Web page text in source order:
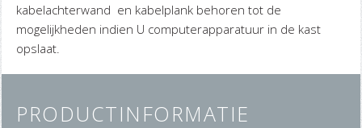
kabelachterwand en kabelplank behoren tot de
mogelijkheden indien U computerapparatuur in de kast
opslaat.
PRODUCTINFORMATIE